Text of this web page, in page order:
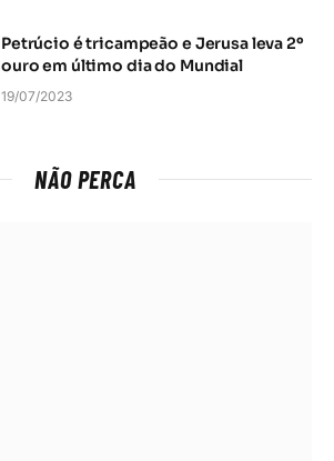
Petrúcio é tricampeão e Jerusa leva 2º
ouro em último dia do Mundial
19/07/2023
NÃO PERCA